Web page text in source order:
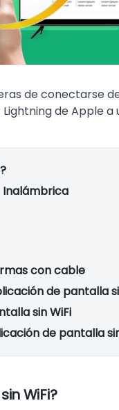
de conectarse
de Apple a
Inalámbrica
con cable
de pantalla
sin WiFi
de pantalla
WiFi?